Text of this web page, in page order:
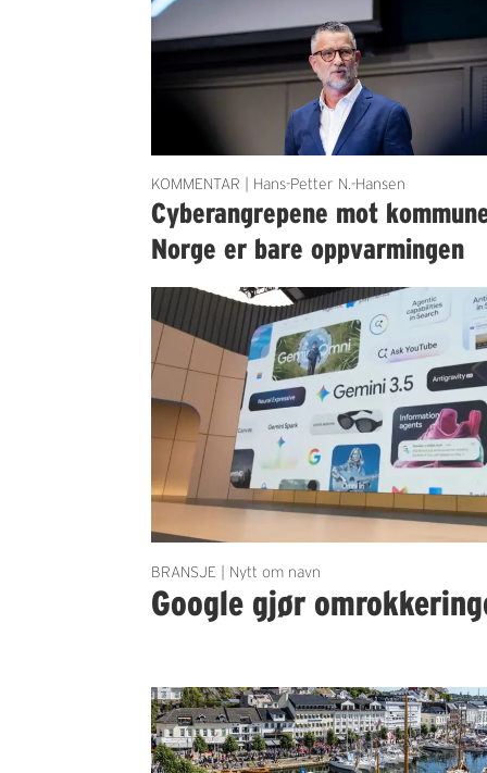
KOMMENTAR | Hans-Petter N.-Hansen
Cyberangrepene mot
Norge er bare oppvarmingen
BRANSJE | Nytt om navn
Google gjør